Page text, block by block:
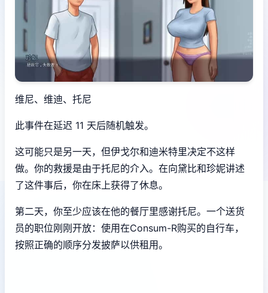
维尼、维迪、托尼
此事件在延迟 11 天后随机触发。
这可能只是另一天，但伊戈尔和迪米特里决定不这样
做。你的救援是由于托尼的介入。在向黛比和珍妮讲述
了这件事后，你在床上获得了休息。
第二天，你至少应该在他的餐厅里感谢托尼。一个送货
员的职位刚刚开放：使用在Consum-R购买的自行车，
按照正确的顺序分发披萨以供租用。